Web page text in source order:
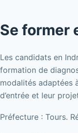
Se former
Les candidats en
formation de
modalités adaptées
d’entrée et leur
Préfecture : Tours.